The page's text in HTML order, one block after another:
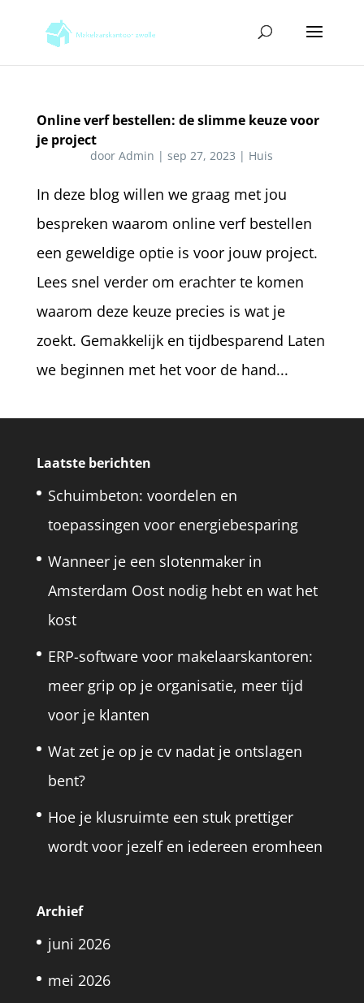
Online verf bestellen: de slimme keuze voor
je project
doorAdmin |sep 27, 2023 | Huis
In deze blog willen we graag met jou
bespreken waarom online verf bestellen
een geweldige optie is voor jouw project.
Lees snel verder om erachter te komen
waarom deze keuze precies is wat je
zoekt. Gemakkelijk en tijdbesparend Laten
we beginnen met het voor de hand...
Laatste berichten
Schuimbeton: voordelen en
toepassingen voor energiebesparing
Wanneer je een slotenmaker in
Amsterdam Oost nodig hebt en wat het
kost
ERP-software voor makelaarskantoren:
meer grip op je organisatie, meer tijd
voor je klanten
Wat zet je op je cv nadat je ontslagen
bent?
Hoe je klusruimte een stuk prettiger
wordt voor jezelf en iedereen eromheen
Archief
juni 2026
mei 2026